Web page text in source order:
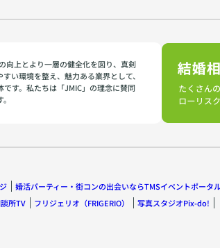
向上とより一層の健全化を図り、真剣
い環境を整え、魅力ある業界として、
す。私たちは「JMIC」の理念に賛同
婚活パーティー・街コンの出会いならTMSイベントポータ
所TV フリジェリオ（FRIGERIO） 写真スタジオPix-do!